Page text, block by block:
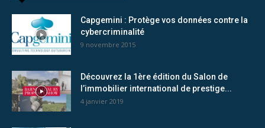
Capgemini : Protège vos données contre la
cybercriminalité
9 novembre 2015
Découvrez la 1ère édition du Salon de
l’immobilier international de prestige...
4 janvier 2019